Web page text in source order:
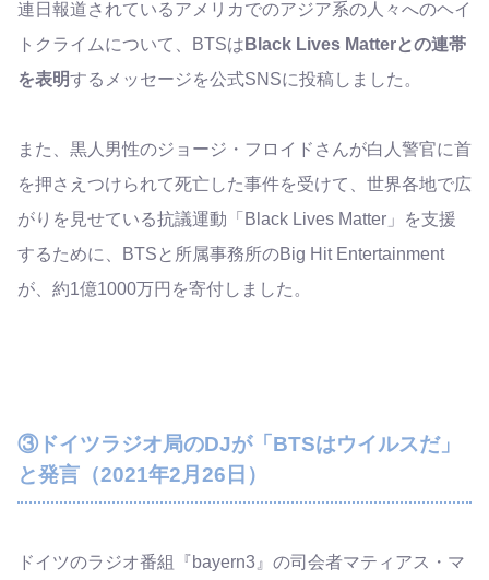
連日報道されているアメリカでのアジア系の人々へのヘイ
トクライムについて、BTSは Black Lives Matterとの連帯
を表明するメッセージを公式SNSに投稿しました。
また、黒人男性のジョージ・フロイドさんが白人警官に首
を押さえつけられて死亡した事件を受けて、世界各地で広
がりを見せている抗議運動「Black Lives Matter」を支援
するために、BTSと所属事務所のBig Hit Entertainment
が、約1億1000万円を寄付しました。
③ドイツラジオ局のDJが「BTSはウイルスだ」
と発言（2021年2月26日）
ドイツのラジオ番組『bayern3』の司会者マティアス・マ